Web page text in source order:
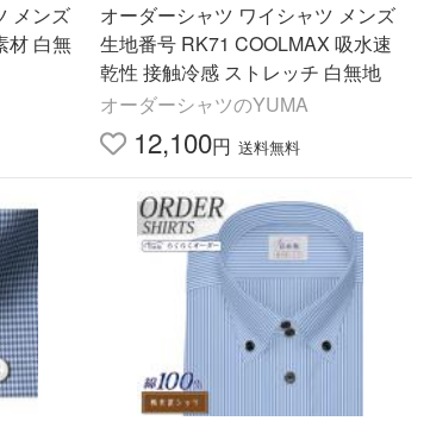
メンズ
材 白無
オーダーシャツ ワイシャツ メンズ
生地番号 RK71 COOLMAX 吸水速
乾性 接触冷感 ストレッチ 白無地
オーダーシャツのYUMA
12,100円 送料無料